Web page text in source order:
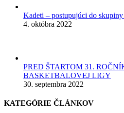
Kadeti – postupujúci do
4. októbra 2022
PRED ŠTARTOM 31.
BASKETBALOVEJ LIGY
30. septembra 2022
KATEGÓRIE ČLÁNKOV